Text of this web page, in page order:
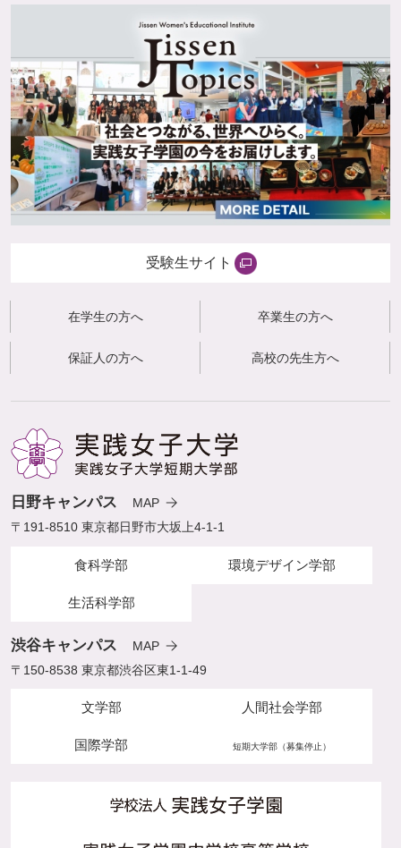
受験生サイト
在学生の方へ 卒業生の方へ
保証人の方へ 高校の先生方へ
日野キャンパス
MAP
〒191-8510 東京都日野市大坂上4-1-1
食科学部 環境デザイン学部
生活科学部
渋谷キャンパス
MAP
〒150-8538 東京都渋谷区東1-1-49
文学部 人間社会学部
国際学部 短期大学部（募集停止）